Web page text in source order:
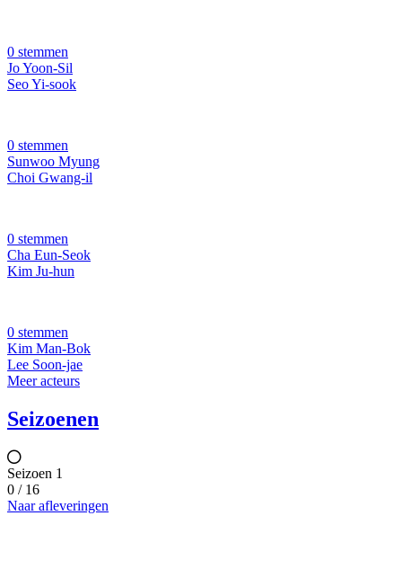
0 stemmen
Jo Yoon-Sil
Seo Yi-sook
0 stemmen
Sunwoo Myung
Choi Gwang-il
0 stemmen
Cha Eun-Seok
Kim Ju-hun
0 stemmen
Kim Man-Bok
Lee Soon-jae
Meer acteurs
Seizoenen
Seizoen 1
0 / 16
Naar afleveringen